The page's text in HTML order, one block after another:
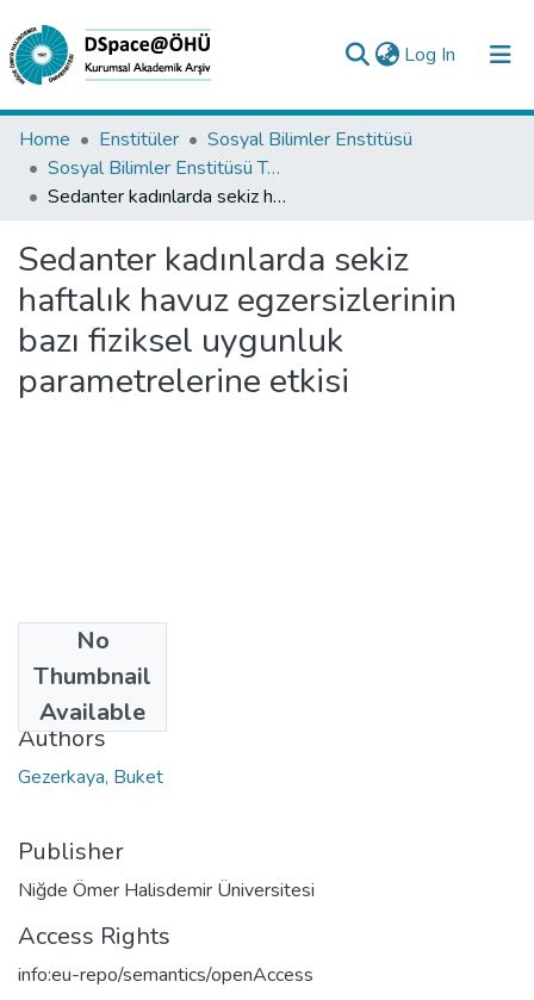
Log In (current)
Collections
All of DSpace
Analyze
Request/Question
Home Enstitüler
Sosyal Bilimler Enstitüsü
Sosyal Bilimler Enstitüsü Tez Koleksiyonu
Sedanter kadınlarda sekiz haftalık havuz egzersizlerinin bazı fiziksel uygunluk parametrelerine etkisi
Sedanter kadınlarda sekiz
haftalık havuz egzersizlerinin
bazı fiziksel uygunluk
parametrelerine etkisi
No
Thumbnail
Available
2024
Authors
Gezerkaya, Buket
Publisher
Niğde Ömer Halisdemir Üniversitesi
Access Rights
info:eu-repo/semantics/openAccess